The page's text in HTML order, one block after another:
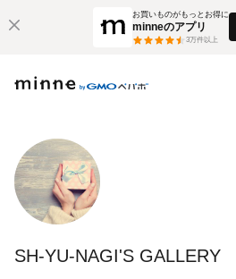
お買いものがもっとお得に
minneのアプリ
3万件以上
SH-YU-NAGI'S GALLERY